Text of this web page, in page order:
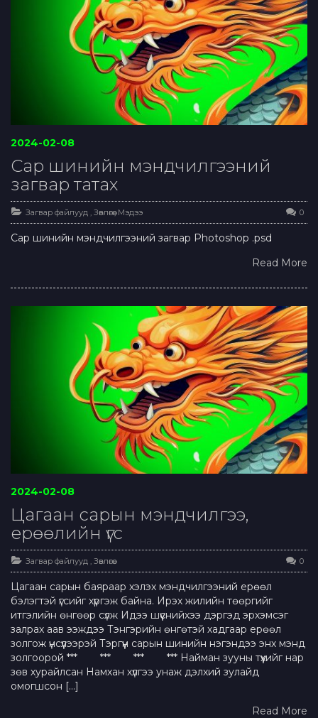
2024-02-08
Сар шинийн мэндчилгээний
загвар татах
Загвар файлууд , Зөвлөгөө,Мэдээ 0
Сар шинийн мэндчилгээний загвар Photoshop .psd
Read More
2024-02-08
Цагаан сарын мэндчилгээ,
ерөөлийн үгс
Загвар файлууд , Зөвлөгөө 0
Цагаан сарын баяраар хэлэх мэндчилгээний ерөөл
бэлэгтэй үгсийг хүргэж байна. Ирэх жилийн төөргийг
итгэлийн өнгөөр сүлж Идээ шүүснийхээ дэргэд эрхэмсэг
залрах аав ээждээ Тэнгэрийн өнгөтэй хадгаар ерөөл
золгож үнсүүлээрэй Тэргүүн сарын шинийн нэгэндээ энх мэнд
золгоорой *** *** *** *** Найман зууны түүхийг нар
зөв хурайлсан Намхан хүлгээ унаж дэлхий зулайд
омoгшсон […]
Read More